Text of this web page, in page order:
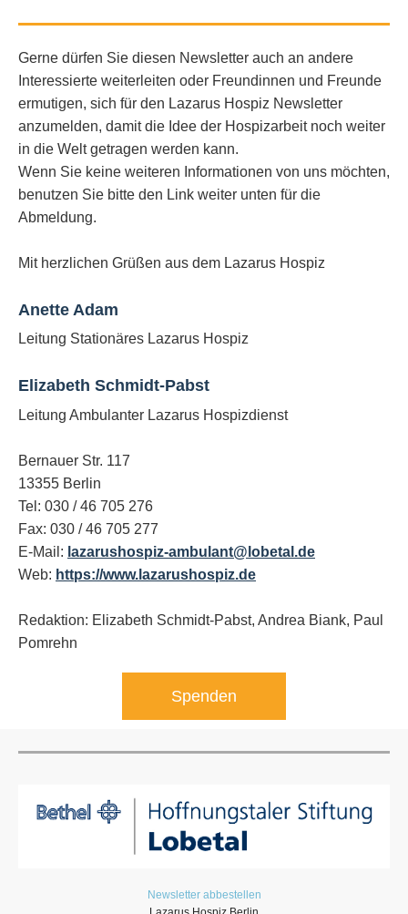
Gerne dürfen Sie diesen Newsletter auch an andere
Interessierte weiterleiten oder Freundinnen und Freunde
ermutigen, sich für den Lazarus Hospiz Newsletter
anzumelden, damit die Idee der Hospizarbeit noch weiter
in die Welt getragen werden kann.
Wenn Sie keine weiteren Informationen von uns möchten,
benutzen Sie bitte den Link weiter unten für die
Abmeldung.
Mit herzlichen Grüßen aus dem Lazarus Hospiz
Anette Adam
Leitung Stationäres Lazarus Hospiz
Elizabeth Schmidt-Pabst
Leitung Ambulanter Lazarus Hospizdienst
Bernauer Str. 117
13355 Berlin
Tel: 030 / 46 705 276
Fax: 030 / 46 705 277
E-Mail: lazarushospiz-ambulant@lobetal.de
Web: https://www.lazarushospiz.de
Redaktion: Elizabeth Schmidt-Pabst, Andrea Biank, Paul
Pomrehn
Spenden
Newsletter abbestellen